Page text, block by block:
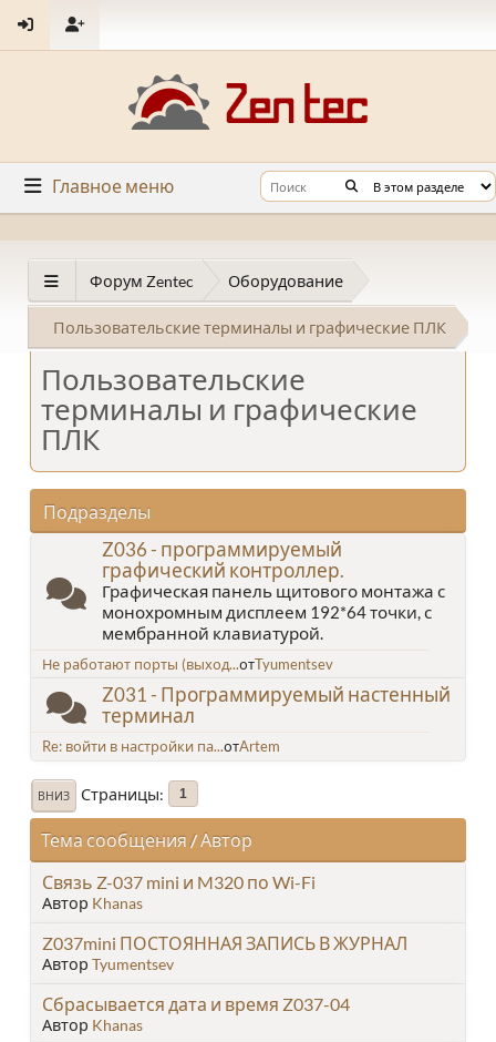
Главное меню
Форум Zentec Оборудование
Пользовательские терминалы и графические ПЛК
Пользовательские
терминалы и графические
ПЛК
Подразделы
Z036 - программируемый
графический контроллер.
Графическая панель щитового монтажа с
монохромным дисплеем 192*64 точки, с
мембранной клавиатурой.
Не работают порты (выход...отTyumentsev
Z031 - Программируемый настенный
терминал
Re: войти в настройки па...отArtem
ВНИЗ Страницы 1
Тема сообщения / Автор
Связь Z-037 mini и M320 по Wi-Fi
Автор Khanas
Z037mini ПОСТОЯННАЯ ЗАПИСЬ В ЖУРНАЛ
Автор Tyumentsev
Сбрасывается дата и время Z037-04
Автор Khanas